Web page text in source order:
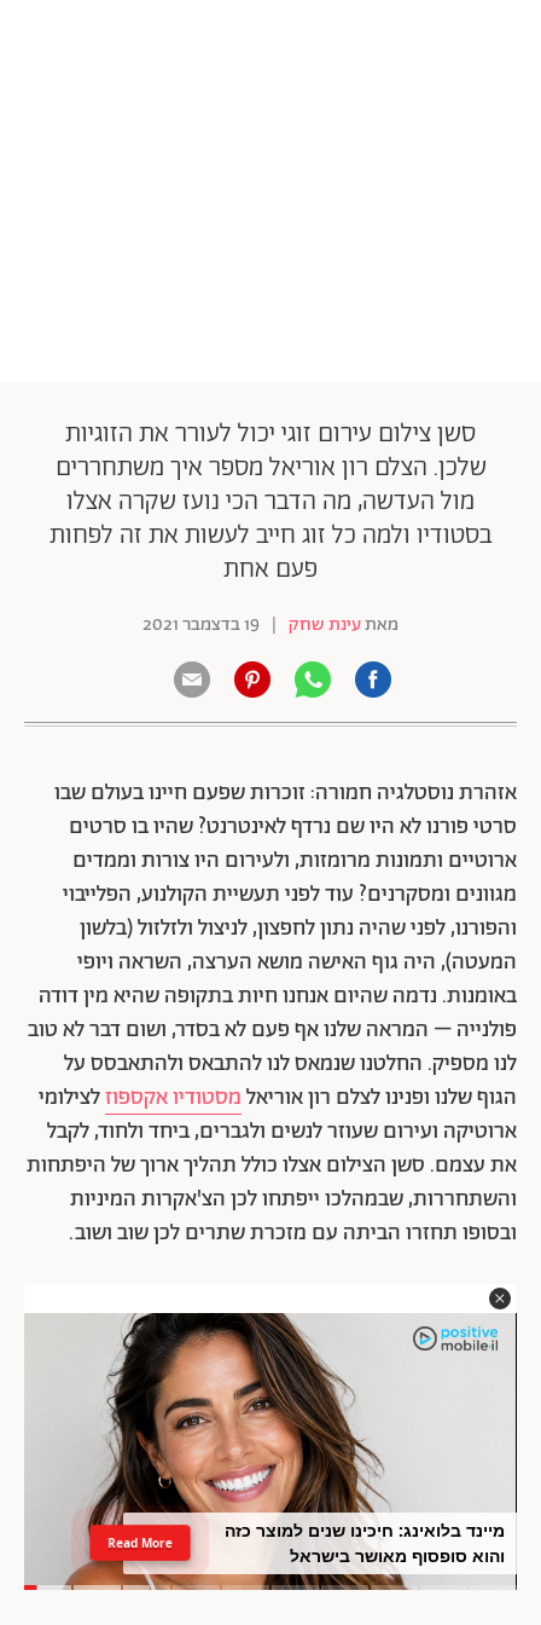
סשן צילום עירום זוגי יכול לעורר את הזוגיות
שלכן. הצלם רון אוריאל מספר איך משתחררים
מול העדשה, מה הדבר הכי נועז שקרה אצלו
בסטודיו ולמה כל זוג חייב לעשות את זה לפחות
פעם אחת
מאתעינת שחק | 19 בדצמבר 2021
אזהרת נוסטלגיה חמורה: זוכרות שפעם חיינו בעולם שבו
סרטי פורנו לא היו שם נרדף לאינטרנט? שהיו בו סרטים
ארוטיים ותמונות מרומזות, ולעירום היו צורות וממדים
מגוונים ומסקרנים? עוד לפני תעשיית הקולנוע, הפלייבוי
והפורנו, לפני שהיה נתון לחפצון, לניצול ולזלזול (בלשון
המעטה), היה גוף האישה מושא הערצה, השראה ויופי
באומנות. נדמה שהיום אנחנו חיות בתקופה שהיא מין דודה
פולנייה – המראה שלנו אף פעם לא בסדר, ושום דבר לא טוב
לנו מספיק. החלטנו שנמאס לנו להתבאס ולהתאבסס על
הגוף שלנו ופנינו לצלם רון אוריאלמסטודיו אקספוזלצילומי
ארוטיקה ועירום שעוזר לנשים ולגברים, ביחד ולחוד, לקבל
את עצמם. סשן הצילום אצלו כולל תהליך ארוך של היפתחות
והשתחררות, שבמהלכו ייפתחו לכן הצ'אקרות המיניות
ובסופו תחזרו הביתה עם מזכרת שתרים לכן שוב ושוב.
מיינד בלואינג: חיכינו שנים למוצר כזה
והוא סופסוף מאושר בישראל
Read More